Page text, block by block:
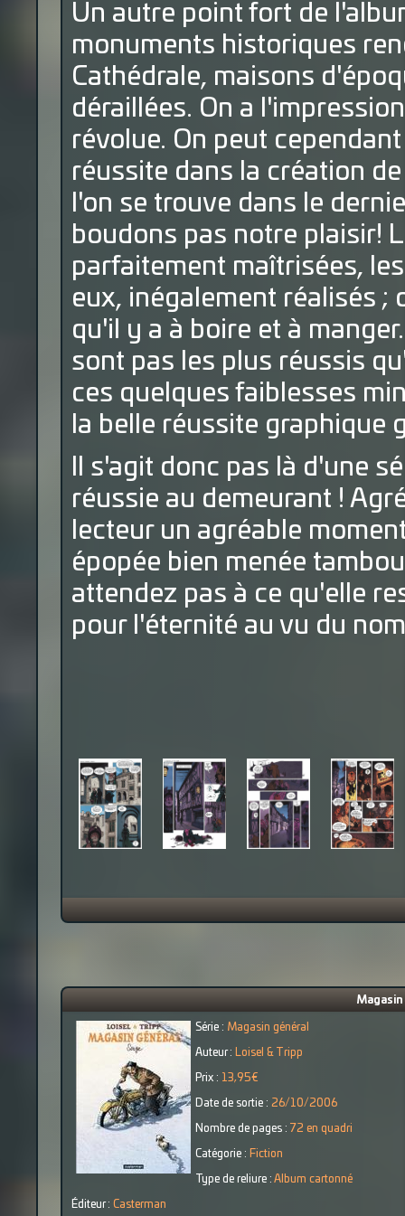
Un autre point fort de
monuments historiques
Cathédrale, maisons
déraillées. On a
révolue. On peut
réussite dans la création
l'on se trouve dans le
boudons pas notre plaisir!
parfaitement maîtrisées,
eux, inégalement réalisés
qu'il y a à boire et à
sont pas les plus réussis
ces quelques faiblesses
la belle réussite graphique
Il s'agit donc pas là d'une
réussie au demeurant !
lecteur un agréable
épopée bien menée
attendez pas à ce qu'elle
pour l'éternité au vu du
Magasin
Série : Magasin général
Auteur : Loisel & Tripp
Prix : 13,95€
Date de sortie : 26/10/2006
Nombre de pages : 72 en quadri
Catégorie : Fiction
Type de reliure : Album cartonné
Éditeur : Casterman